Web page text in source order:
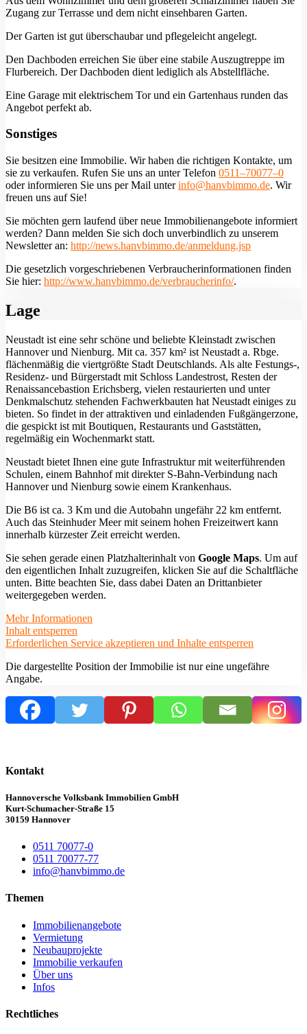
Zugang zur Terrasse und dem nicht einsehbaren Garten.
Der Garten ist gut überschaubar und pflegeleicht angelegt.
Den Dachboden erreichen Sie über eine stabile Auszugtreppe im
Flurbereich. Der Dachboden dient lediglich als Abstellfläche.
Eine Garage mit elektrischem Tor und ein Gartenhaus runden das
Angebot perfekt ab.
Sonstiges
Sie besitzen eine Immobilie. Wir haben die richtigen Kontakte, um
sie zu verkaufen. Rufen Sie uns an unter Telefon 0511–70077–0
oder informieren Sie uns per Mail unterinfo@hanvbimmo.de. Wir
freuen uns auf Sie!
Sie möchten gern laufend über neue Immobilienangebote informiert
werden? Dann melden Sie sich doch unverbindlich zu unserem
Newsletter an: http://news.hanvbimmo.de/anmeldung.jsp
Die gesetzlich vorgeschriebenen Verbraucherinformationen finden
Sie hier: http://www.hanvbimmo.de/verbraucherinfo/.
Lage
Neustadt ist eine sehr schöne und beliebte Kleinstadt zwischen
Hannover und Nienburg. Mit ca. 357 km² ist Neustadt a. Rbge.
flächenmäßig die viertgrößte Stadt Deutschlands. Als alte Festungs-,
Residenz- und Bürgerstadt mit Schloss Landestrost, Resten der
Renaissancebastion Erichsberg, vielen restaurierten und unter
Denkmalschutz stehenden Fachwerkbauten hat Neustadt einiges zu
bieten. So findet in der attraktiven und einladenden Fußgängerzone,
die gespickt ist mit Boutiquen, Restaurants und Gaststätten,
regelmäßig ein Wochenmarkt statt.
Neustadt bietet Ihnen eine gute Infrastruktur mit weiterführenden
Schulen, einem Bahnhof mit direkter S-Bahn-Verbindung nach
Hannover und Nienburg sowie einem Krankenhaus.
Die B6 ist ca. 3 Km und die Autobahn ungefähr 22 km entfernt.
Auch das Steinhuder Meer mit seinem hohen Freizeitwert kann
innerhalb kürzester Zeit erreicht werden.
Sie sehen gerade einen Platzhalterinhalt von Google Maps. Um auf
den eigentlichen Inhalt zuzugreifen, klicken Sie auf die Schaltfläche
unten. Bitte beachten Sie, dass dabei Daten an Drittanbieter
weitergegeben werden.
Mehr Informationen
Inhalt entsperren
Erforderlichen Service akzeptieren und Inhalte entsperren
Die dargestellte Position der Immobilie ist nur eine ungefähre
Angabe.
Kontakt
Hannoversche Volksbank Immobilien GmbH
Kurt-Schumacher-Straße 15
30159 Hannover
0511 70077-0
0511 70077-77
info@hanvbimmo.de
Themen
Immobilienangebote
Vermietung
Neubauprojekte
Immobilie verkaufen
Über uns
Infos
Rechtliches